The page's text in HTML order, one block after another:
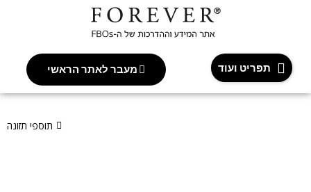
תפריט ועוד מעבר לאתר הראשי
פוראוור דייליתוספי תזונה